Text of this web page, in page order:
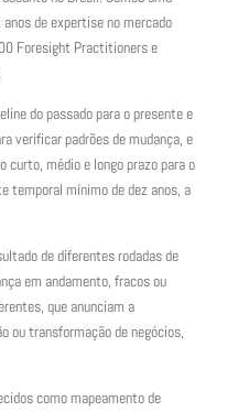
de expertise no mercado
Foresight Practitioners e
do passado para o presente e
verificar padrões de mudança, e
médio e longo prazo para o
temporal mínimo de dez anos, a
de diferentes rodadas de
em andamento, fracos ou
que anunciam a
ou transformação de negócios,
como mapeamento de